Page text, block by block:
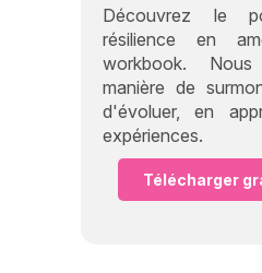
Découvrez le
résilience en
workbook.
manière de
d'évoluer, en
expériences.
Télécharger